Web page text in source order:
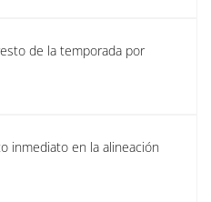
de la temporada por
inmediato en la alineación